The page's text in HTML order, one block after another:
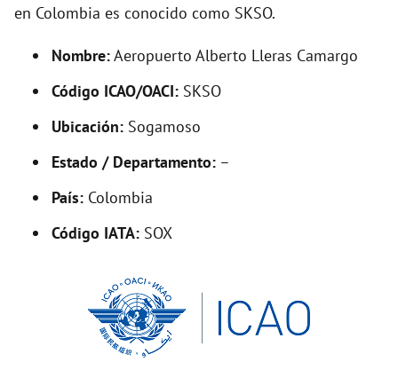
o
en Colombia es conocido como SKSO.
Nombre:Aeropuerto Alberto Lleras Camargo
Código ICAO/OACI: SKSO
Ubicación: Sogamoso
Estado / Departamento: –
País: Colombia
Código IATA: SOX